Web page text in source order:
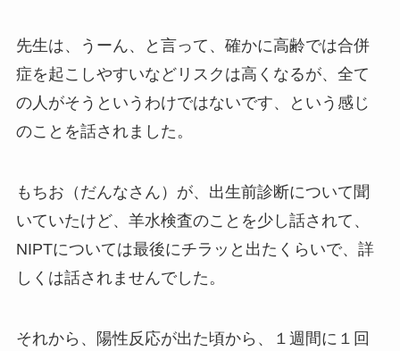
先生は、うーん、と言って、確かに高齢では合併
症を起こしやすいなどリスクは高くなるが、全て
の人がそうというわけではないです、という感じ
のことを話されました。
もちお（だんなさん）が、出生前診断について聞
いていたけど、羊水検査のことを少し話されて、
NIPTについては最後にチラッと出たくらいで、詳
しくは話されませんでした。
それから、陽性反応が出た頃から、１週間に１回